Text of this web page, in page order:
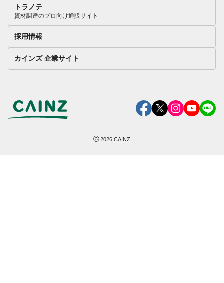
トラノテ
資材調達のプロ向け通販サイト
採用情報
カインズ 企業サイト
©2026 CAINZ